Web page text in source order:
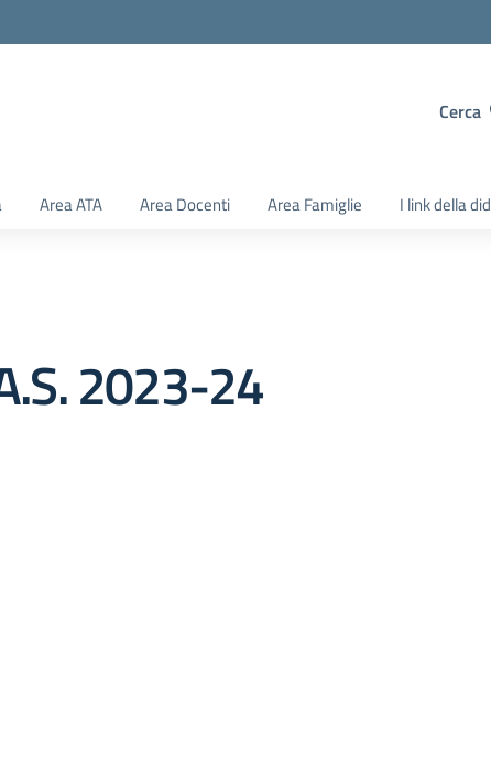
Cerca
Area ATA Area Docenti Area Famiglie I link della
2023-24